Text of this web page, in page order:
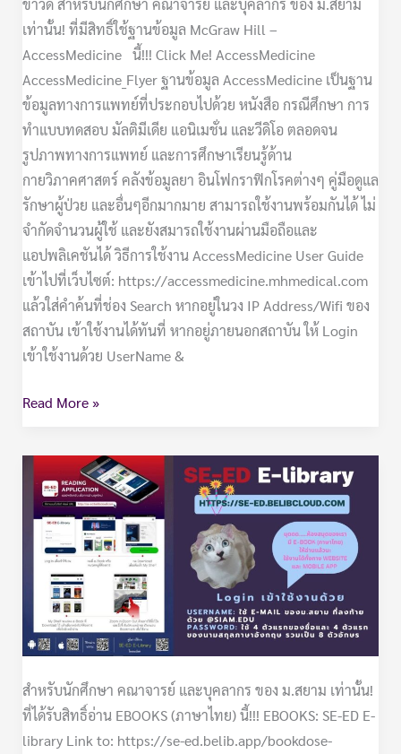
ข่าวดี สำหรับนักศึกษา คณาจารย์ และบุคลากร ของ ม.สยาม
เท่านั้น! ที่มีสิทธิ์ใช้ฐานข้อมูล McGraw Hill –
AccessMedicine นี้!!! Click Me! AccessMedicine
AccessMedicine_Flyer ฐานข้อมูล AccessMedicine เป็นฐาน
ข้อมูลทางการแพทย์ที่ประกอบไปด้วย หนังสือ กรณีศึกษา การ
ทำแบบทดสอบ มัลติมีเดีย แอนิเมชั่น และวีดิโอ ตลอดจน
รูปภาพทางการแพทย์ และการศึกษาเรียนรู้ด้าน
กายวิภาคศาสตร์ คลังข้อมูลยา อินโฟกราฟิกโรคต่างๆ คู่มือดูแล
รักษาผู้ป่วย และอื่นๆอีกมากมาย สามารถใช้งานพร้อมกันได้ ไม่
จำกัดจำนวนผู้ใช้ และยังสมารถใช้งานผ่านมือถือและ
แอปพลิเคชันได้ วิธีการใช้งาน AccessMedicine User Guide
เข้าไปที่เว็บไซต์: https://accessmedicine.mhmedical.com
แล้วใส่คำค้นที่ช่อง Search หากอยู่ในวง IP Address/Wifi ของ
สถาบัน เข้าใช้งานได้ทันที่ หากอยู่ภายนอกสถาบัน ให้ Login
เข้าใช้งานด้วย UserName &
Read More »
สำหรับนักศึกษา คณาจารย์ และบุคลากร ของ ม.สยาม เท่านั้น!
ที่ได้รับสิทธิ์อ่าน EBOOKS (ภาษาไทย) นี้!!! EBOOKS: SE-ED E-
library Link to: https://se-ed.belib.app/bookdose-
eBooks:
SE-
ED
library